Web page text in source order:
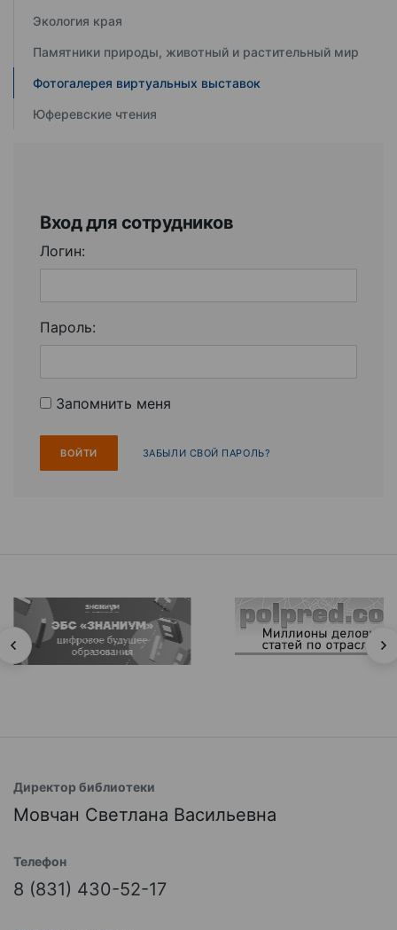
Экология края
Памятники природы, животный и растительный мир
Фотогалерея виртуальных выставок
Юферевские чтения
Вход для сотрудников
Логин:
Пароль:
Запомнить меня
ЗАБЫЛИ СВОЙ ПАРОЛЬ?
Директор библиотеки
Мовчан Светлана Васильевна
Телефон
8 (831) 430-52-17